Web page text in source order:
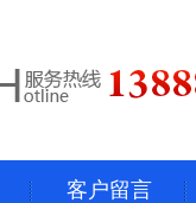
客户留言